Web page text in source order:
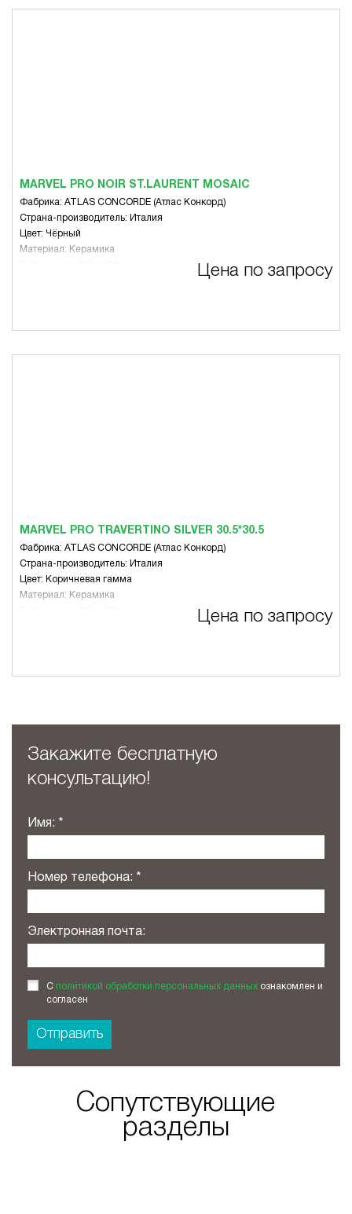
MARVEL PRO NOIR ST.LAURENT MOSAIC
Фабрика: ATLAS CONCORDE (Атлас Конкорд)
Страна-производитель: Италия
Цвет: Чёрный
Материал: Керамика
Цена по запросу
MARVEL PRO TRAVERTINO SILVER 30.5*30.5
Фабрика: ATLAS CONCORDE (Атлас Конкорд)
Страна-производитель: Италия
Цвет: Коричневая гамма
Материал: Керамика
Цена по запросу
Закажите бесплатную
консультацию!
Имя:
Номер телефона:
Электронная почта:
С политикой обработки персональных данных ознакомлен и
согласен
Отправить
Сопутствующие
разделы